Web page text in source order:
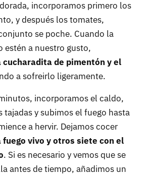
incorporamos primero los
y después los tomates,
se poche. Cuando la
estén a nuestro gusto,
cucharadita de pimentón y el
a sofreirlo ligeramente.
incorporamos el caldo,
tajadas y subimos el fuego hasta
a hervir. Dejamos cocer
fuego vivo y otros siete con el
. Si es necesario y vemos que se
antes de tiempo, añadimos un